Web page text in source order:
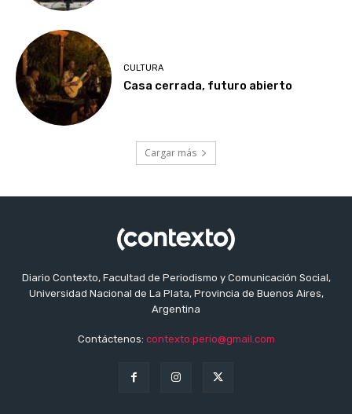
CULTURA
Casa cerrada, futuro abierto
Cargar más
Diario Contexto, Facultad de Periodismo y Comunicación Social,
Universidad Nacional de La Plata, Provincia de Buenos Aires,
Argentina
Contáctenos: contexto.perio@gmail.com